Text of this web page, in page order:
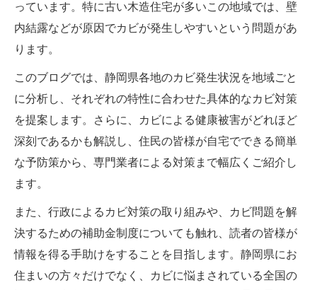
っています。特に古い木造住宅が多いこの地域では、壁
内結露などが原因でカビが発生しやすいという問題があ
ります。
このブログでは、静岡県各地のカビ発生状況を地域ごと
に分析し、それぞれの特性に合わせた具体的なカビ対策
を提案します。さらに、カビによる健康被害がどれほど
深刻であるかも解説し、住民の皆様が自宅でできる簡単
な予防策から、専門業者による対策まで幅広くご紹介し
ます。
また、行政によるカビ対策の取り組みや、カビ問題を解
決するための補助金制度についても触れ、読者の皆様が
情報を得る手助けをすることを目指します。静岡県にお
住まいの方々だけでなく、カビに悩まされている全国の